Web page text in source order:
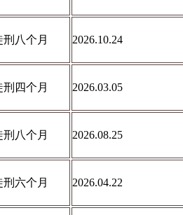
八个月 2026.10.24
四个月 2026.03.05
八个月 2026.08.25
六个月 2026.04.22